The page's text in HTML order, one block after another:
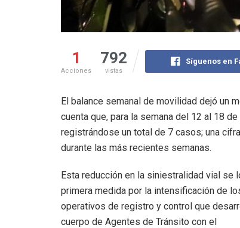
1
Acciones
792
vistas
Síguenos en
El balance semanal de movilidad dejó un
cuenta que, para la semana del 12 al 18
registrándose un total de 7 casos; una
durante las más recientes semanas.
Esta reducción en la siniestralidad vial se
primera medida por la intensificación de
operativos de registro y control que
cuerpo de Agentes de Tránsito con el